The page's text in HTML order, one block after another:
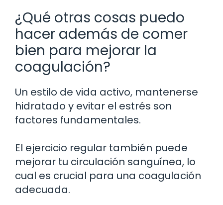
¿Qué otras cosas puedo
hacer además de comer
bien para mejorar la
coagulación?
Un estilo de vida activo, mantenerse
hidratado y evitar el estrés son
factores fundamentales.
El ejercicio regular también puede
mejorar tu circulación sanguínea, lo
cual es crucial para una coagulación
adecuada.